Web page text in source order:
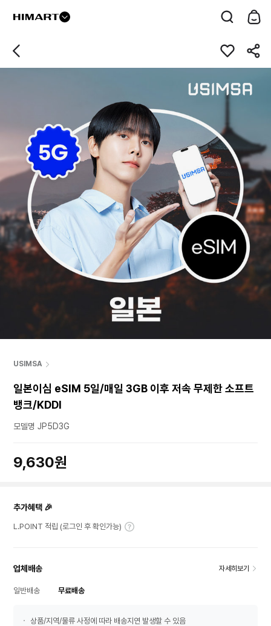
USIMSA
일본이심 eSIM 5일/매일 3GB 이후 저속 무제한 소프트
뱅크/KDDI
모델명 JP5D3G
9,630원
추가혜택 🎉
L.POINT 적립 (로그인 후 확인가능)
업체배송 자세히보기
일반배송 무료배송
상품/지역/물류 사정에 따라 배송지연 발생할 수 있음